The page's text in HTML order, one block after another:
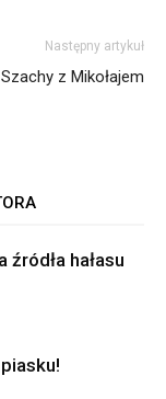
Następny artykuł
Szachy z Mikołajem
źródła hałasu